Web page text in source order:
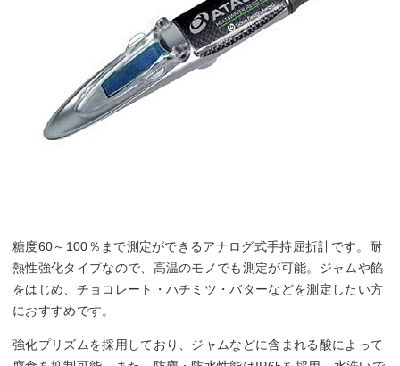
糖度60～100％まで測定ができるアナログ式手持屈折計です。耐
熱性強化タイプなので、高温のモノでも測定が可能。ジャムや餡
をはじめ、チョコレート・ハチミツ・バターなどを測定したい方
におすすめです。
強化プリズムを採用しており、ジャムなどに含まれる酸によって